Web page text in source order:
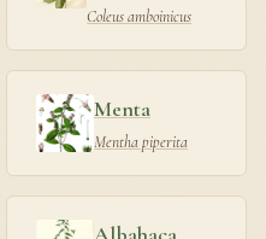
Coleus amboinicus
Menta
Mentha piperita